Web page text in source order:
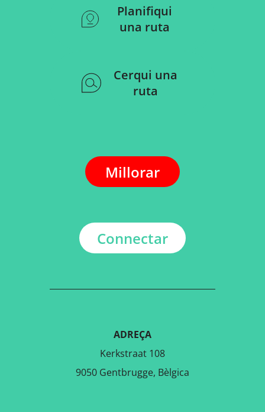
Planifiqui
una ruta
Cerqui una
ruta
Millorar
Connectar
ADREÇA
Kerkstraat 108
9050 Gentbrugge, Bèlgica